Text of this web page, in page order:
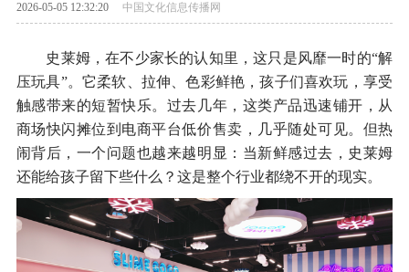
2026-05-05 12:32:20 中国文化信息传播网
史莱姆，在不少家长的认知里，这只是风靡一时的“解
压玩具”。它柔软、拉伸、色彩鲜艳，孩子们喜欢玩，享受
触感带来的短暂快乐。过去几年，这类产品迅速铺开，从
商场快闪摊位到电商平台低价售卖，几乎随处可见。但热
闹背后，一个问题也越来越明显：当新鲜感过去，史莱姆
还能给孩子留下些什么？这是整个行业都绕不开的现实。